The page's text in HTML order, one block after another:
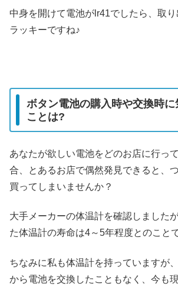
中身を開けて電池がlr41でしたら、取
ラッキーですね♪
ボタン電池の購入時や交換時に
ことは?
あなたが欲しい電池をどのお店に行っ
合、とあるお店で偶然発見できると、
買ってしまいませんか？
大手メーカーの体温計を確認しました
た体温計の寿命は4～5年程度とのこと
ちなみに私も体温計を持っていますが
から電池を交換したこともなく、今も